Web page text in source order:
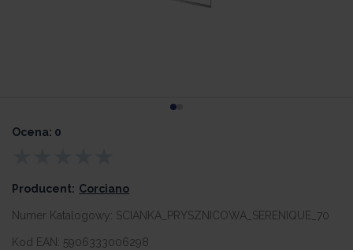
Ocena: 0
Producent: Corciano
Numer Katalogowy: SCIANKA_PRYSZNICOWA_SERENIQUE_70
Kod EAN: 5906333006298